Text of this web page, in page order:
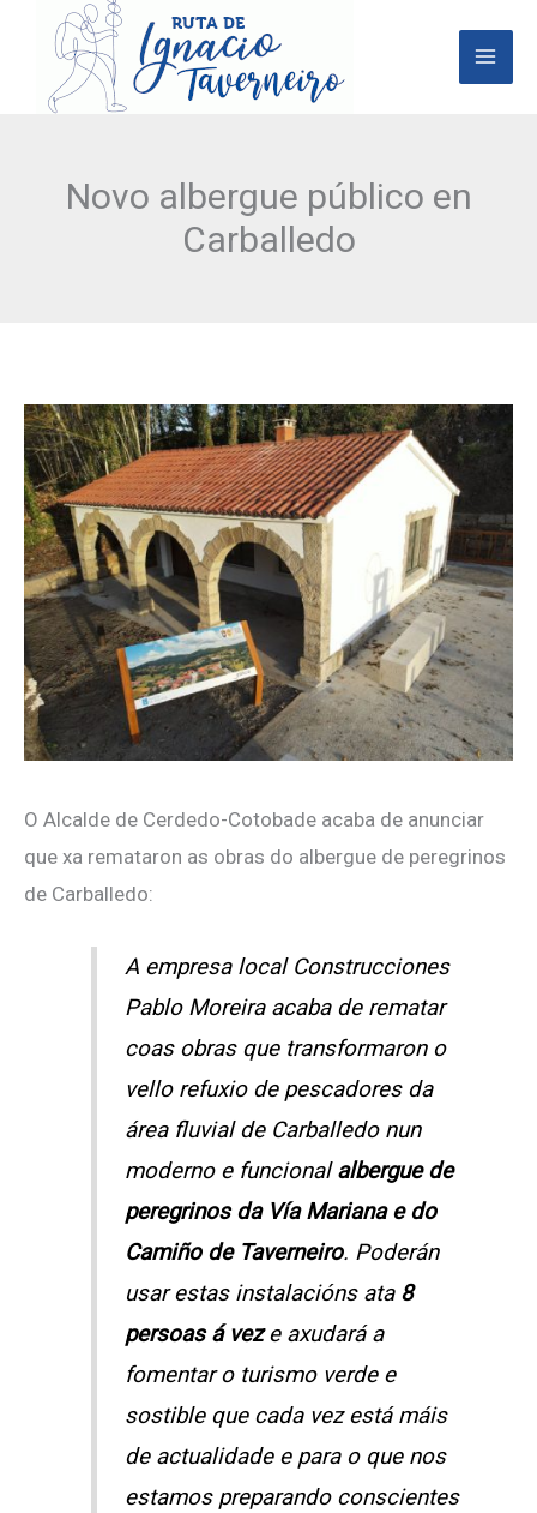
contenido
Novo albergue público en
Carballedo
O Alcalde de Cerdedo-Cotobade acaba de anunciar
que xa remataron as obras do albergue de peregrinos
de Carballedo:
A empresa local Construcciones
Pablo Moreira acaba de rematar
coas obras que transformaron o
vello refuxio de pescadores da
área fluvial de Carballedo nun
moderno e funcionalalbergue de
peregrinos da Vía Mariana e do
Camiño de Taverneiro. Poderán
usar estas instalacións ata 8
persoas á veze axudará a
fomentar o turismo verde e
sostible que cada vez está máis
de actualidade e para o que nos
estamos preparando conscientes